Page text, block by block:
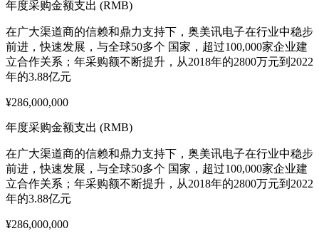
年度采购金额支出 (RMB)
在广大渠道商的信赖和鼎力支持下，奥美讯电子在行业中稳步
前进，快速发展，与全球50多个 国家，超过100,000家企业建
立合作关系；年采购额不断提升，从2018年的2800万元到2022
年的3.88亿元
¥286,000,000
年度采购金额支出 (RMB)
在广大渠道商的信赖和鼎力支持下，奥美讯电子在行业中稳步
前进，快速发展，与全球50多个 国家，超过100,000家企业建
立合作关系；年采购额不断提升，从2018年的2800万元到2022
年的3.88亿元
¥286,000,000